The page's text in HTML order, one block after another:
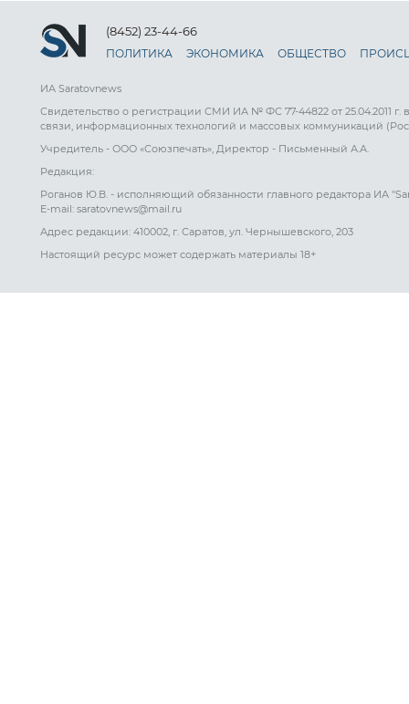
(8452) 23-44-66
ПОЛИТИКА ЭКОНОМИКА ОБЩЕСТВО
ИА Saratovnews
Свидетельство о регистрации СМИ ИА № ФС 77-44822 от 25.04.2011
связи, информационных технологий и массовых коммуникаций
Учредитель - ООО «Союзпечать», Директор - Письменный А.А.
Редакция:
Роганов Ю.В. - исполняющий обязанности главного редактора ИА
E-mail: saratovnews@mail.ru
Адрес редакции: 410002, г. Саратов, ул. Чернышевского, 203
Настоящий ресурс может содержать материалы 18+